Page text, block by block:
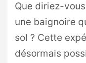
Que diriez-
une baignoire
sol ? Cette
désormais